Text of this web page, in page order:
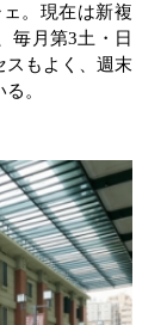
。現在は新複
毎月第3土・日
スもよく、週末
。